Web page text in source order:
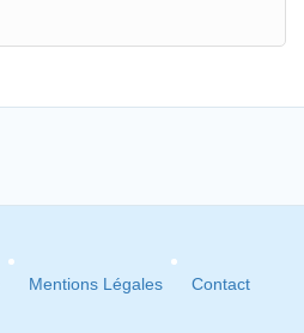
Mentions Légales Contact